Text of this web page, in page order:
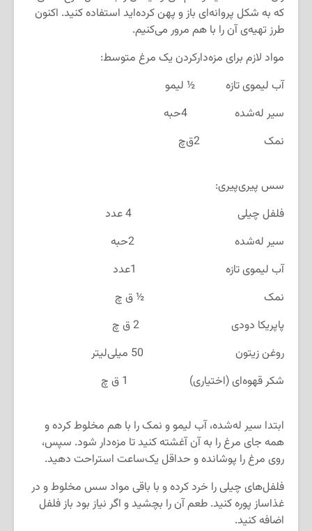
که به شکل پروانه‌ای باز و پهن کرده‌اید استفاده کنید. اکنون
طرز تهیه‌ی‌ آن را با هم مرور می‌کنیم.
مواد لازم برای مزه‌دارکردن یک مرغ متوسط:
آب لیموی تازه ½ لیمو
سیر له‌شده 4حبه
نمک 2ق‌چ
سس پیری‌پیری:
فلفل چیلی 4 عدد
سیر له‌شده 2حبه
آب لیموی تازه 1عدد
نمک ½ ق چ
پاپریکا دودی 2 ق چ
روغن زیتون 50 میلی‌لیتر
شکر قهوه‌ای (اختیاری) 1 ق چ
ابتدا سیر له‌شده، آب لیمو و نمک را با هم مخلوط کرده و
همه جای مرغ را به آن آغشته کنید تا مزه‌دار شود. سپس،
روی مرغ را پوشانده و حداقل یک‌ساعت استراحت دهید.
فلفل‌های چیلی را خرد کرده و با باقی مواد سس مخلوط و در
غذاساز پوره کنید. طعم آن را بچشید و اگر نیاز بود باز فلفل
اضافه کنید.